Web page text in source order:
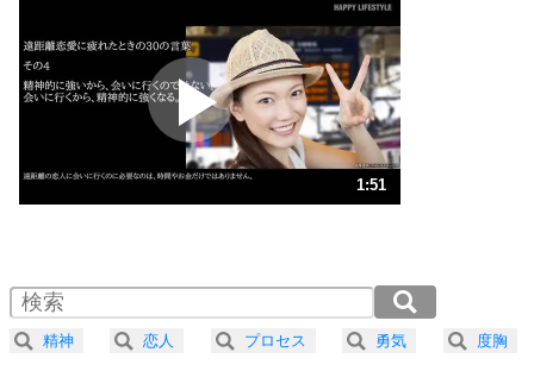
いらいらしない人になる30の方法
プラス思考
ポジティブになれない原因は、行動しないから。
ポジティブ思考になる30の方法
ストレス対策
人生、なんとかなるもの。
気楽に生きる30の方法
4 器の大きい人は、怒りを優しさで表現する。
プラス思考
1:51
2.0倍速 （218KB 55秒）
2.5倍速 （175KB 44秒）
3.0倍速 （146KB 37秒）
精神 恋人 プロセス 勇気 度胸